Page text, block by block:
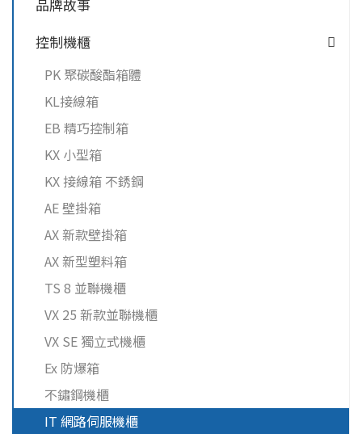
品牌故事
控制機櫃
PK 聚碳酸酯箱體
KL接線箱
EB 精巧控制箱
KX 小型箱
KX 接線箱 不銹鋼
AE 壁掛箱
AX 新款壁掛箱
AX 新型塑料箱
TS 8 並聯機櫃
VX 25 新款並聯機櫃
VX SE 獨立式機櫃
Ex 防爆箱
不鏽鋼機櫃
IT 網路伺服機櫃